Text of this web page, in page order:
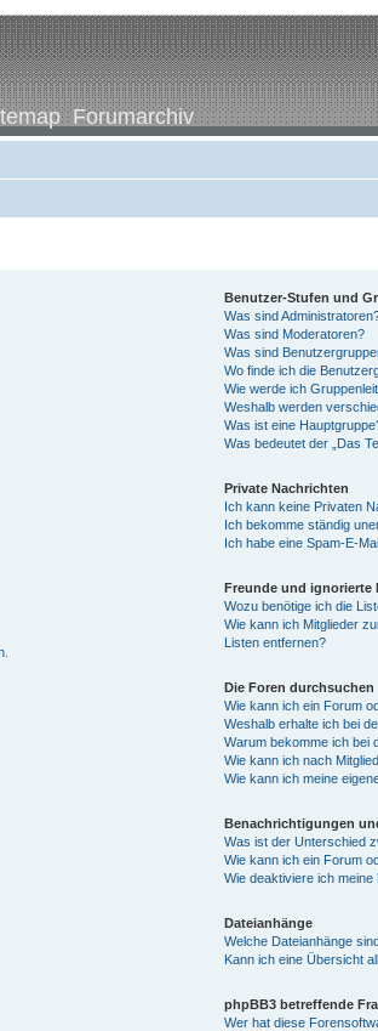
Forumarchiv
Benutzer-Stufen und
Was sind
Was sind Moderatoren?
Was sind
Wo finde ich die
Wie werde ich
Weshalb werden
Was ist eine
Was bedeutet der „Das
Private Nachrichten
Ich kann keine Privaten
Ich bekomme ständig
Ich habe eine Spam-E-
Freunde und ignorierte
Wozu benötige ich die
Wie kann ich Mitglieder
Listen entfernen?
Die Foren durchsuchen
Wie kann ich ein Forum
Weshalb erhalte ich bei
Warum bekomme ich bei
Wie kann ich nach
Wie kann ich meine
Benachrichtigungen
Was ist der Unterschied
Wie kann ich ein Forum
Wie deaktiviere ich
Dateianhänge
Welche Dateianhänge
Kann ich eine Übersicht
phpBB3 betreffende
Wer hat diese